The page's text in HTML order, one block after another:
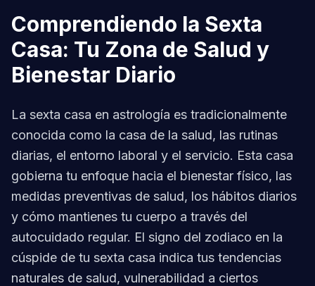
Comprendiendo la Sexta
Casa: Tu Zona de Salud y
Bienestar Diario
La sexta casa en astrología es tradicionalmente
conocida como la casa de la salud, las rutinas
diarias, el entorno laboral y el servicio. Esta casa
gobierna tu enfoque hacia el bienestar físico, las
medidas preventivas de salud, los hábitos diarios
y cómo mantienes tu cuerpo a través del
autocuidado regular. El signo del zodiaco en la
cúspide de tu sexta casa indica tus tendencias
naturales de salud, vulnerabilidad a ciertos